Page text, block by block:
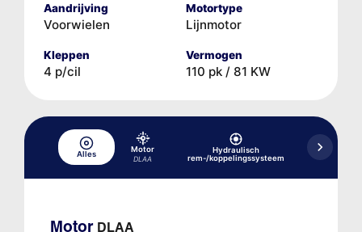
Aandrijving
Voorwielen
Motortype
Lijnmotor
Kleppen
4 p/cil
Vermogen
110 pk / 81 KW
Alles
Motor
DLAA
Hydraulisch
rem-/koppelingssysteem
Motor DLAA